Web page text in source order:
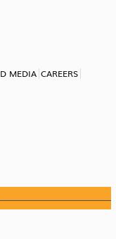
MEDIA CAREERS